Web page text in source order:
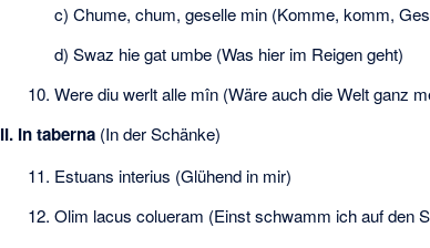
c) Chume, chum, geselle min (Komme, komm,
d) Swaz hie gat umbe (Was hier im Reigen geht)
10. Were diu werlt alle mîn (Wäre auch die Welt ganz
II. In taberna (In der Schänke)
11. Estuans interius (Glühend in mir)
12. Olim lacus colueram (Einst schwamm ich auf den